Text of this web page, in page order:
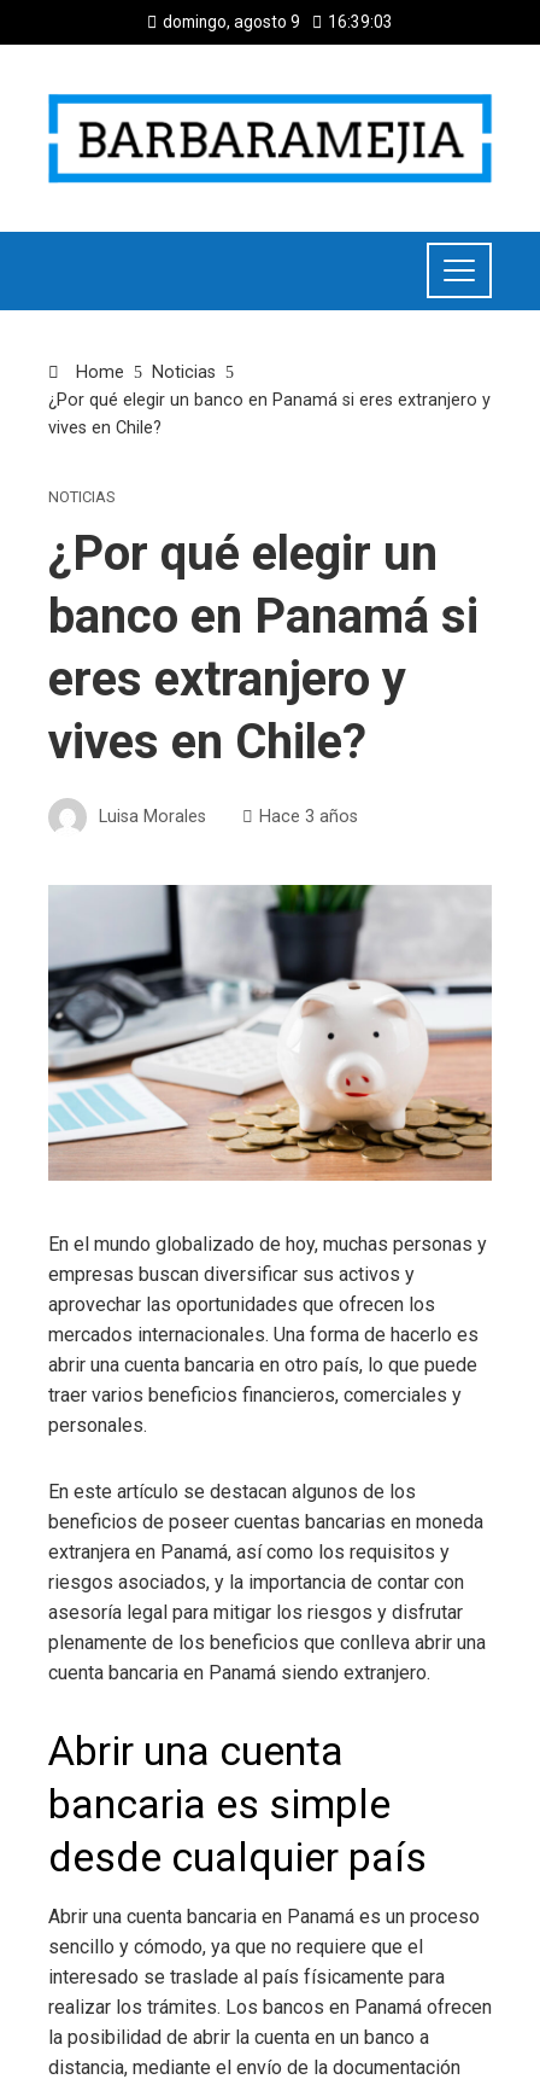
domingo, agosto 9 16:39:04
Home
Noticias
¿Por qué elegir un banco en Panamá si eres extranjero y
vives en Chile?
NOTICIAS
¿Por qué elegir un
banco en Panamá si
eres extranjero y
vives en Chile?
Luisa Morales Hace 3 años
En el mundo globalizado de hoy, muchas personas y
empresas buscan diversificar sus activos y
aprovechar las oportunidades que ofrecen los
mercados internacionales. Una forma de hacerlo es
abrir una cuenta bancaria en otro país, lo que puede
traer varios beneficios financieros, comerciales y
personales.
En este artículo se destacan algunos de los
beneficios de poseer cuentas bancarias en moneda
extranjera en Panamá, así como los requisitos y
riesgos asociados, y la importancia de contar con
asesoría legal para mitigar los riesgos y disfrutar
plenamente de los beneficios que conlleva abrir una
cuenta bancaria en Panamá siendo extranjero.
Abrir una cuenta
bancaria es simple
desde cualquier país
Abrir una cuenta bancaria en Panamá es un proceso
sencillo y cómodo, ya que no requiere que el
interesado se traslade al país físicamente para
realizar los trámites. Los bancos en Panamá ofrecen
la posibilidad de abrir la cuenta en un banco a
distancia, mediante el envío de la documentación